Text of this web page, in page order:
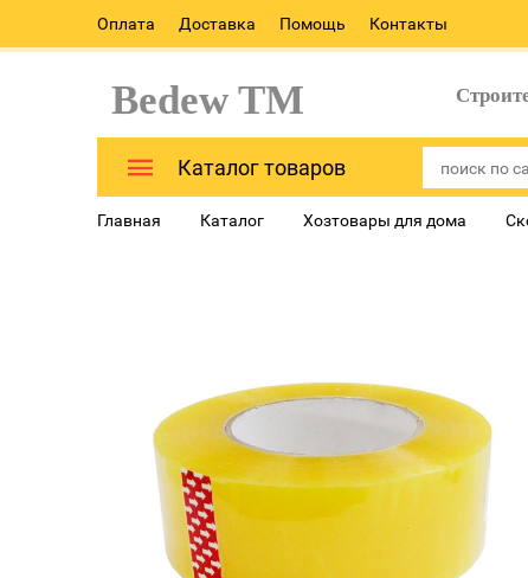
Оплата Доставка Помощь Контакты
Bedew TM
Каталог товаров
Главная Каталог Хозтовары для дома